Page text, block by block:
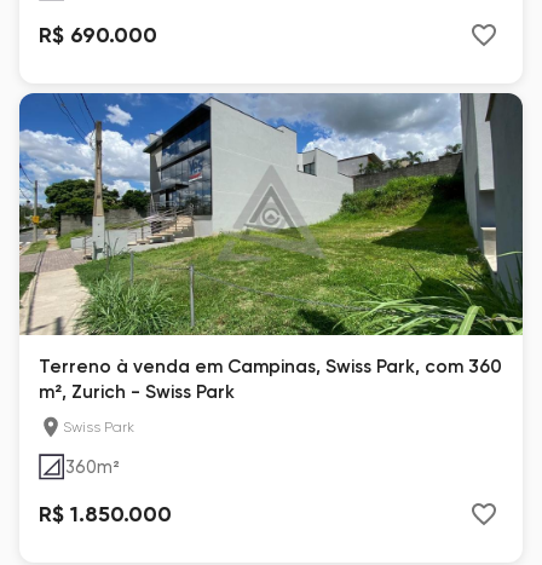
R$ 690.000
Terreno à venda em Campinas, Swiss Park, com 360
m², Zurich - Swiss Park
Swiss Park
360m²
R$ 1.850.000